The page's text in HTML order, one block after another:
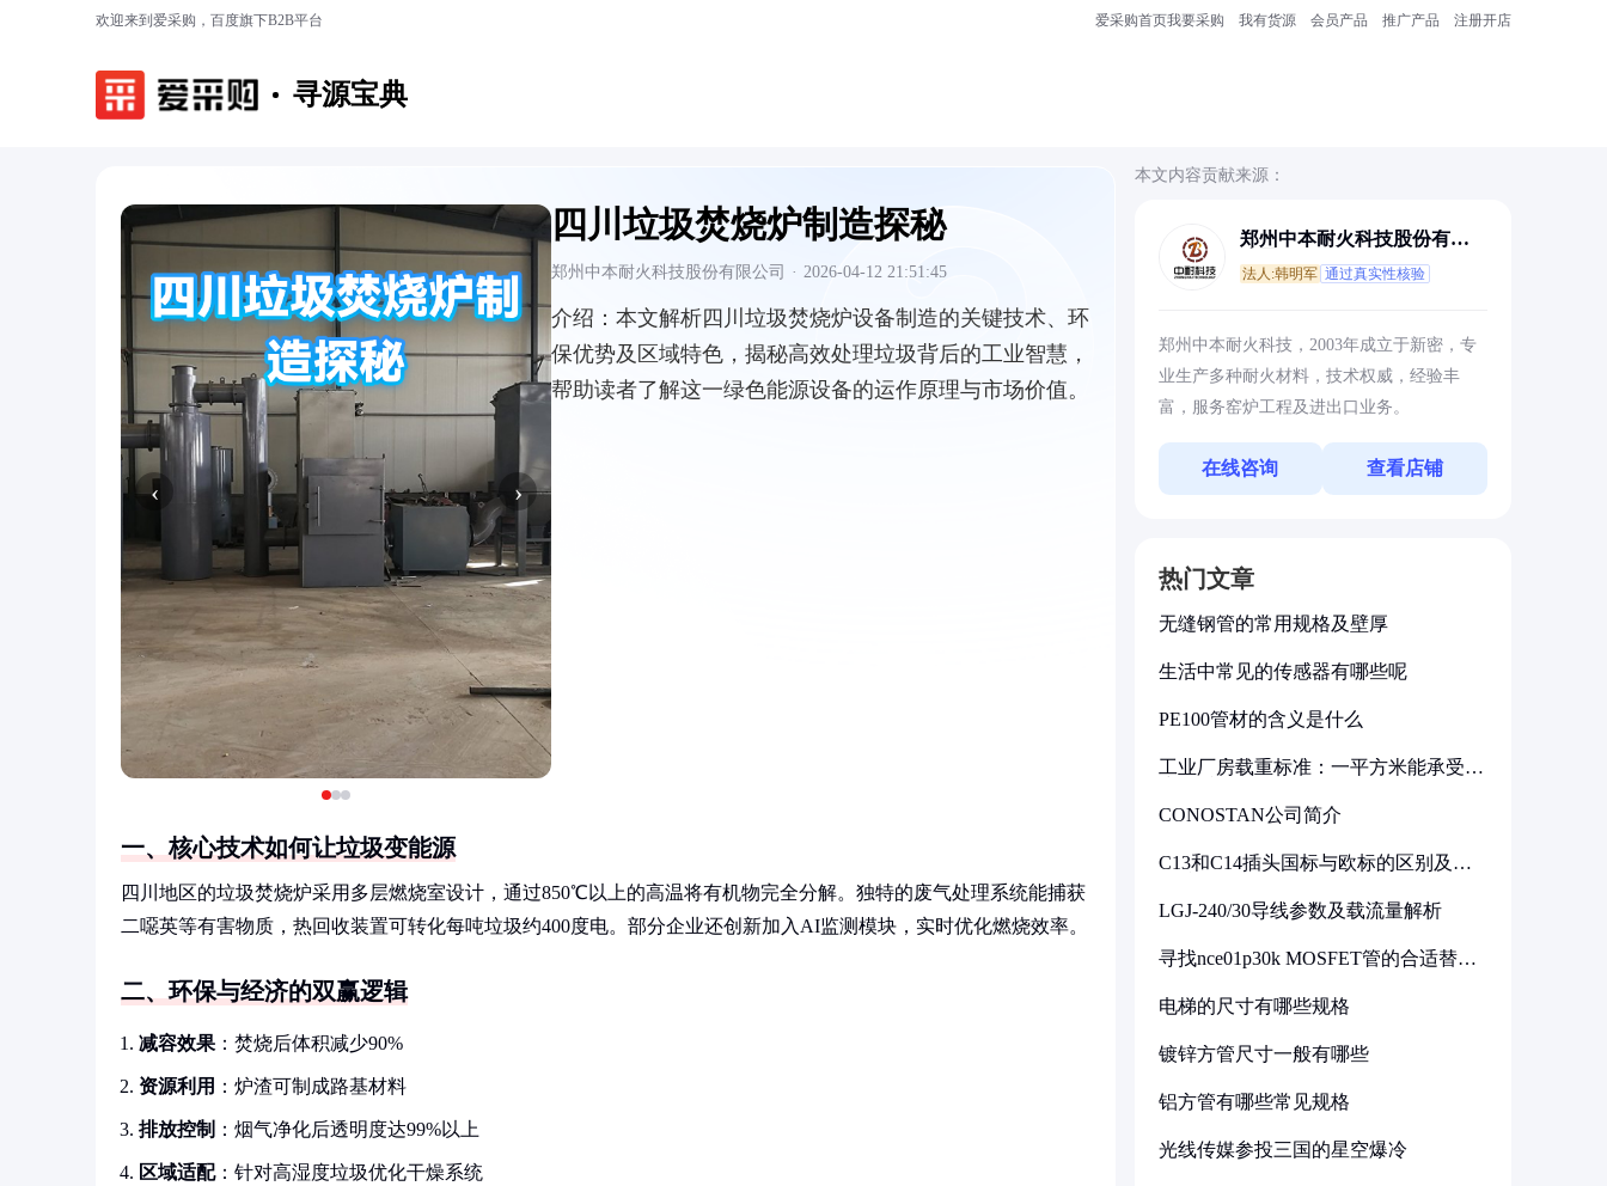
欢迎来到爱采购，百度旗下B2B平台 爱采购首页我要采购 我有货源 会员产品 推广产品 注册开店
寻源宝典
‹ ›
四川垃圾焚烧炉制造探秘
郑州中本耐火科技股份有限公司 · 2026-04-12 21:51:45
介绍： 本文解析四川垃圾焚烧炉设备制造的关键技术、环
保优势及区域特色，揭秘高效处理垃圾背后的工业智慧，
帮助读者了解这一绿色能源设备的运作原理与市场价值。
一、核心技术如何让垃圾变能源
四川地区的垃圾焚烧炉采用多层燃烧室设计，通过850℃以上的高温将有机物完全分解。独特的废气处理系统能捕获
二噁英等有害物质，热回收装置可转化每吨垃圾约400度电。部分企业还创新加入AI监测模块，实时优化燃烧效率。
二、环保与经济的双赢逻辑
减容效果 ：焚烧后体积减少90%
资源利用 ：炉渣可制成路基材料
排放控制 ：烟气净化后透明度达99%以上
区域适配：针对高湿度垃圾优化干燥系统
本文内容贡献来源：
郑州中本耐火科技股份有限
法人:韩明军 通过真实性核验
郑州中本耐火科技，2003年成立于新密，专
业生产多种耐火材料，技术权威，经验丰
富，服务窑炉工程及进出口业务。
在线咨询 查看店铺
热门文章
无缝钢管的常用规格及壁厚
生活中常见的传感器有哪些呢
PE100管材的含义是什么
工业厂房载重标准：一平方米能承受多
CONOSTAN公司简介
C13和C14插头国标与欧标的区别及其
LGJ-240/30导线参数及载流量解析
寻找nce01p30k MOSFET管的合适替代
电梯的尺寸有哪些规格
镀锌方管尺寸一般有哪些
铝方管有哪些常见规格
光线传媒参投三国的星空爆冷